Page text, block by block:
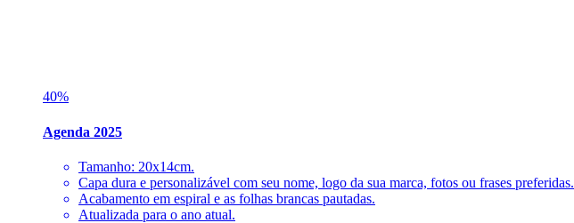
40%
Agenda 2025
Tamanho: 20x14cm.
Capa dura e personalizável com seu nome, logo da sua marca, fotos ou frases preferidas.
Acabamento em espiral e as folhas brancas pautadas.
Atualizada para o ano atual.